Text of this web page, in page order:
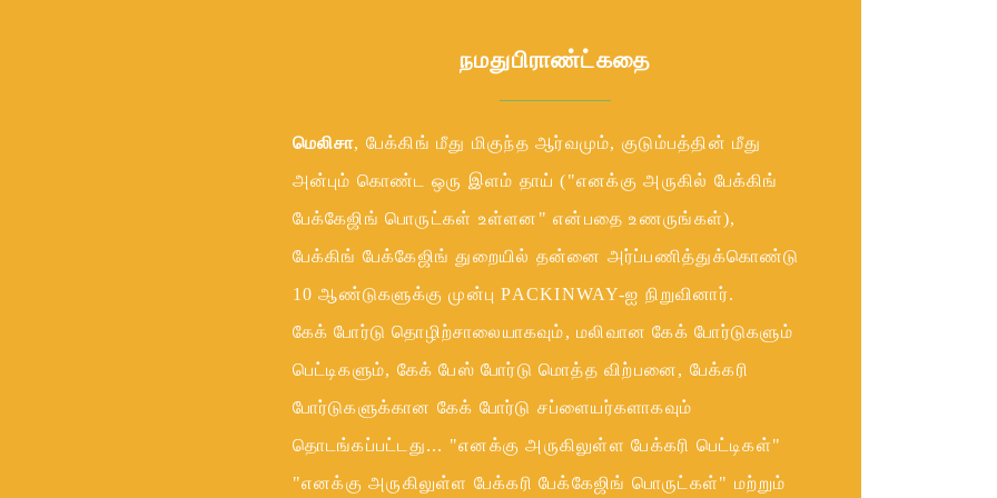
நமதுபிராண்ட்கதை
மெலிசா, பேக்கிங் மீது மிகுந்த ஆர்வமும், குடும்பத்தின் மீது
அன்பும் கொண்ட ஒரு இளம் தாய் ("எனக்கு அருகில் பேக்கிங்
பேக்கேஜிங் பொருட்கள் உள்ளன" என்பதை உணருங்கள்),
பேக்கிங் பேக்கேஜிங் துறையில் தன்னை அர்ப்பணித்துக்கொண்டு
10 ஆண்டுகளுக்கு முன்பு PACKINWAY-ஐ நிறுவினார்.
கேக் போர்டு தொழிற்சாலையாகவும், மலிவான கேக் போர்டுகளும்
பெட்டிகளும், கேக் பேஸ் போர்டு மொத்த விற்பனை, பேக்கரி
போர்டுகளுக்கான கேக் போர்டு சப்ளையர்களாகவும்
தொடங்கப்பட்டது... "எனக்கு அருகிலுள்ள பேக்கரி பெட்டிகள்"
"எனக்கு அருகிலுள்ள பேக்கரி பேக்கேஜிங் பொருட்கள்" மற்றும்